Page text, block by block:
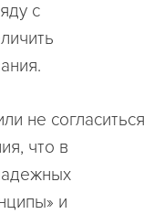
с
не согласиться
что в
и